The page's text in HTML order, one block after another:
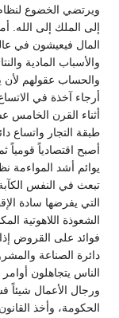
ويرتضي الخضوع
إلى الملك إلى الله.
المال فيعيشون في
والأسباب المادية
والحساب عقولهم
أرجاء آخذة في
أثناء القرن الخامس
طبقة التجار واتساع
أصبح اقتصادياً قومياً
يوائم أشد المواءمة
تبعث في النفس
التي يفرضها سادة
الشعوذة اللاهوتية
فوائد على القروض
الناس يتجاهلون
ورجال الأعمال شيئاً
الحكومة، وأخذ